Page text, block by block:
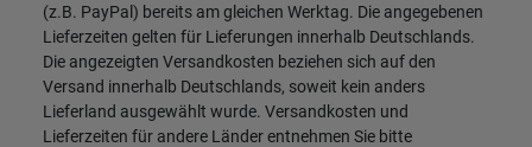
(z.B. PayPal) bereits am gleichen Werktag. Die angegebenen
Lieferzeiten gelten für Lieferungen innerhalb Deutschlands.
Die angezeigten Versandkosten beziehen sich auf den
Versand innerhalb Deutschlands, soweit kein anders
Lieferland ausgewählt wurde. Versandkosten und
Lieferzeiten für andere Länder entnehmen Sie bitte